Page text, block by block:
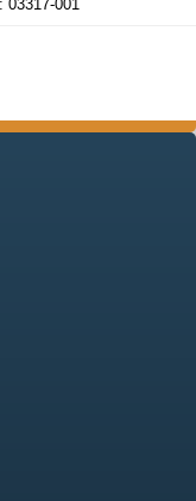
001